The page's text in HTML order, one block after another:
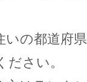
の都道府
さい。